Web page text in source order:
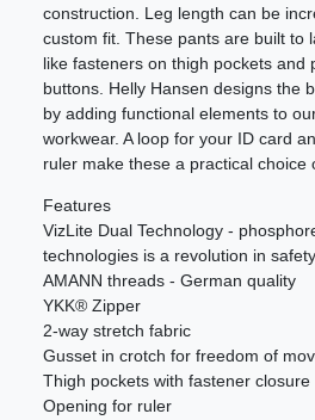
construction. Leg length can be
custom fit. These pants are built to
like fasteners on thigh pockets and
buttons. Helly Hansen designs the
by adding functional elements to
workwear. A loop for your ID card
ruler make these a practical choice
Features
VizLite Dual Technology -
technologies is a revolution in safety.
AMANN threads - German quality
YKK® Zipper
2-way stretch fabric
Gusset in crotch for freedom of
Thigh pockets with fastener closure
Opening for ruler